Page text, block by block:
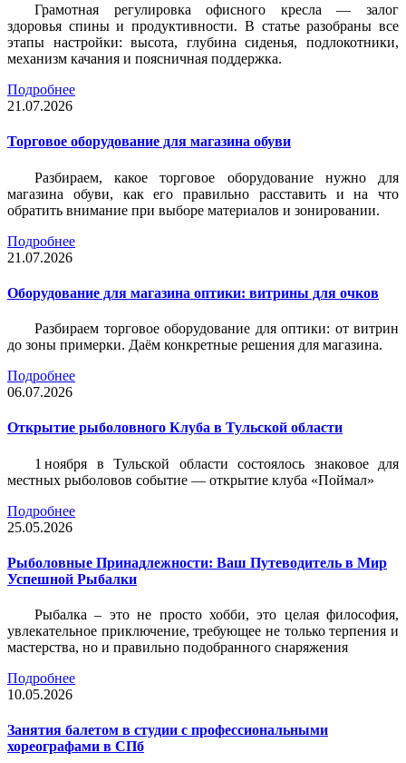
Грамотная регулировка офисного кресла — залог
здоровья спины и продуктивности. В статье разобраны все
этапы настройки: высота, глубина сиденья, подлокотники,
механизм качания и поясничная поддержка.
Подробнее
21.07.2026
Торговое оборудование для магазина обуви
Разбираем, какое торговое оборудование нужно для
магазина обуви, как его правильно расставить и на что
обратить внимание при выборе материалов и зонировании.
Подробнее
21.07.2026
Оборудование для магазина оптики: витрины для очков
Разбираем торговое оборудование для оптики: от витрин
до зоны примерки. Даём конкретные решения для магазина.
Подробнее
06.07.2026
Открытие рыболовного Клуба в Тульской области
1 ноября в Тульской области состоялось знаковое для
местных рыболовов событие — открытие клуба «Поймал»
Подробнее
25.05.2026
Рыболовные Принадлежности: Ваш Путеводитель в Мир
Успешной Рыбалки
Рыбалка – это не просто хобби, это целая философия,
увлекательное приключение, требующее не только терпения и
мастерства, но и правильно подобранного снаряжения
Подробнее
10.05.2026
Занятия балетом в студии с профессиональными
хореографами в СПб